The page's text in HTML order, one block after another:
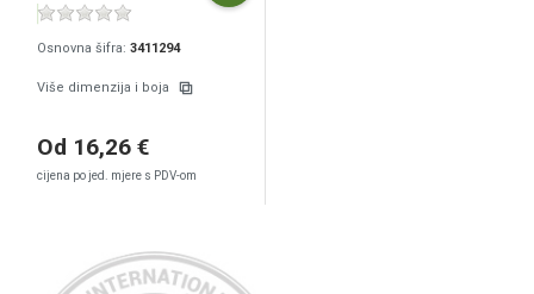
Osnovna šifra: 3411294
Više dimenzija i boja
Od 16,26 €
cijena po jed. mjere s PDV-om